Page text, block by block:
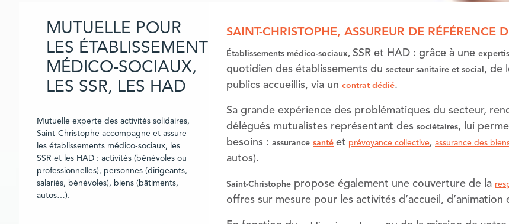
MUTUELLE POUR
LES ÉTABLISSEMENTS
MÉDICO-SOCIAUX,
LES SSR, LES HAD
Mutuelle experte des activités solidaires,
Saint-Christophe accompagne et assure
les établissements médico-sociaux, les
SSR et les HAD : activités (bénévoles ou
professionnelles), personnes (dirigeants,
salariés, bénévoles), biens (bâtiments,
autos…).
SAINT-CHRISTOPHE, ASSUREUR DE RÉFÉRENCE
Établissements médico-sociaux, SSR et HAD : grâce à une
quotidien des établissements du secteur sanitaire et social , de
publics accueillis, via un contrat dédié.
Sa grande expérience des problématiques du secteur,
délégués mutualistes représentant des sociétaires, lui
besoins : assurance santé et prévoyance collective, assurance des
autos).
Saint-Christophe propose également une couverture de la
offres sur mesure pour les activités d’accueil, d’animation